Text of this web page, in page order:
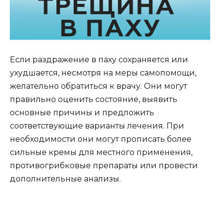
Если раздражение в паху сохраняется или
ухудшается, несмотря на меры самопомощи,
желательно обратиться к врачу. Они могут
правильно оценить состояние, выявить
основные причины и предложить
соответствующие варианты лечения. При
необходимости они могут прописать более
сильные кремы для местного применения,
противогрибковые препараты или провести
дополнительные анализы.